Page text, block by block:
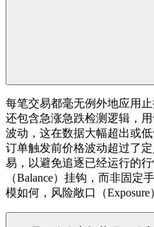
每笔交易都毫无例外地应用
还包含急涨急跌检测逻辑，
波动，这在数据大幅超出或
订单触发前价格波动超过了
易，以避免追逐已经运行的
（Balance）挂钩，而非固
模如何，风险敞口（Exposure